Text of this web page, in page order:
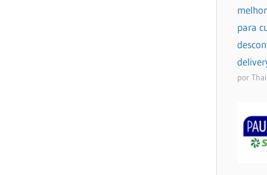
para
por